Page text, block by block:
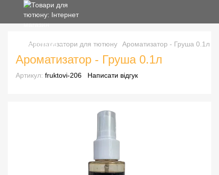
Ароматизатори для тютюну Ароматизатор - Груша 0.1л
Ароматизатор - Груша 0.1л
Артикул: fruktovi-206 Написати відгук